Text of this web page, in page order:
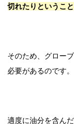
切れたりというこ
そのため、グロー
必要があるのです。
適度に油分を含ん